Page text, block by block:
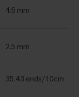
4.6 mm
2.5 mm
35.43 ends/10cm